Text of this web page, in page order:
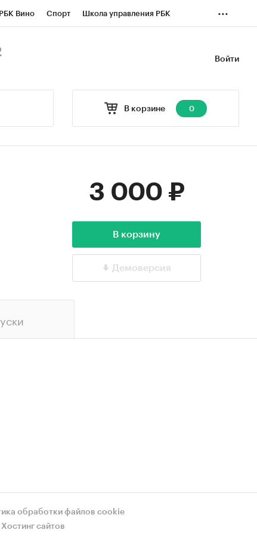
РБК Вино Спорт Школа управления РБК ...
Войти
В корзине 0
3 000 ₽
В корзину
Демоверсия
обработки файлов cookie
Хостинг сайтов